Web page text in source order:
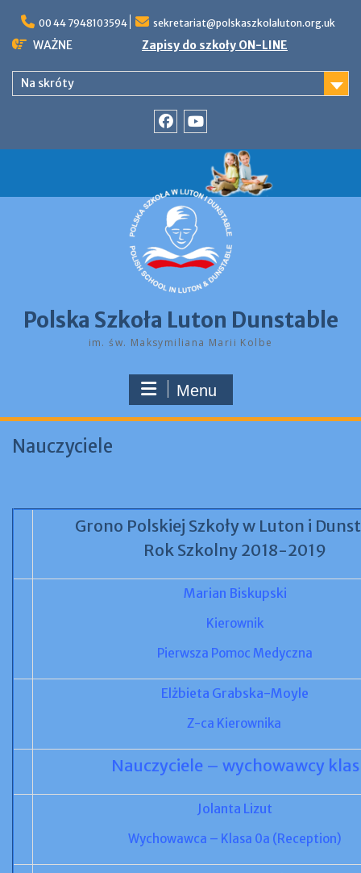
content
00 44 7948103594 sekretariat@polskaszkolaluton.org.uk
WAŻNE Zapisy do szkoły ON-LINE
Na skróty
Polska Szkoła Luton Dunstable
im. św. Maksymiliana Marii Kolbe
Menu
Nauczyciele
Grono Polskiej Szkoły w Luton i
Rok Szkolny 2018-2019
Marian Biskupski
Kierownik
Pierwsza Pomoc Medyczna
Elżbieta Grabska-Moyle
Z-ca Kierownika
Nauczyciele – wychowawcy klas
Jolanta Lizut
Wychowawca – Klasa 0a (Reception)